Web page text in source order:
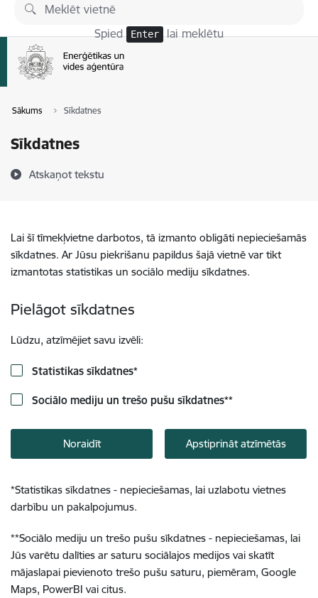
Pāriet uz lapas saturu
Spied Enter lai meklētu
Sākums Sīkdatnes
Sīkdatnes
Atskaņot tekstu
Lai šī tīmekļvietne darbotos, tā izmanto obligāti nepieciešamās
sīkdatnes. Ar Jūsu piekrišanu papildus šajā vietnē var tikt
izmantotas statistikas un sociālo mediju sīkdatnes.
Pielāgot sīkdatnes
Lūdzu, atzīmējiet savu izvēli:
Statistikas sīkdatnes*
Sociālo mediju un trešo pušu sīkdatnes**
Noraidīt Apstiprināt atzīmētās
*Statistikas sīkdatnes - nepieciešamas, lai uzlabotu vietnes
darbību un pakalpojumus.
**Sociālo mediju un trešo pušu sīkdatnes - nepieciešamas, lai
Jūs varētu dalīties ar saturu sociālajos medijos vai skatīt
mājaslapai pievienoto trešo pušu saturu, piemēram, Google
Maps, PowerBI vai citus.